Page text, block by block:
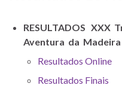
RESULTADOS XXX
Aventura da Madeira
Resultados Online
Resultados Finais